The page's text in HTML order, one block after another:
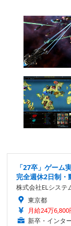
「27卒」ゲーム
完全週休2日制
株式会社ELシステ
東京都
月給24万
新卒・インタ